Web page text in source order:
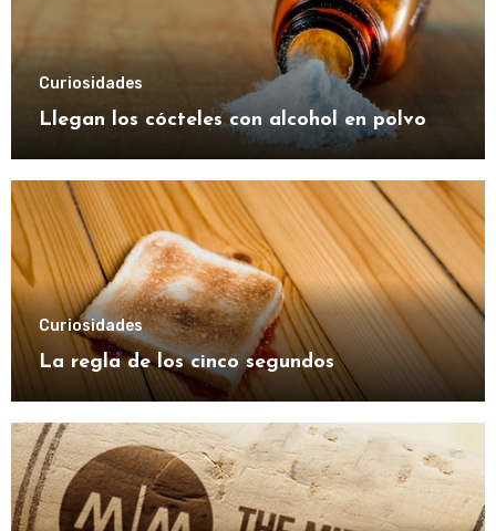
Curiosidades
Llegan los cócteles con alcohol en polvo
Curiosidades
La regla de los cinco segundos